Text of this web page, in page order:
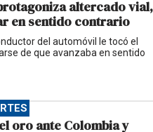
altercado vial,
en sentido contrario
del automóvil le tocó el
de que avanzaba en sentido
oro ante Colombia y